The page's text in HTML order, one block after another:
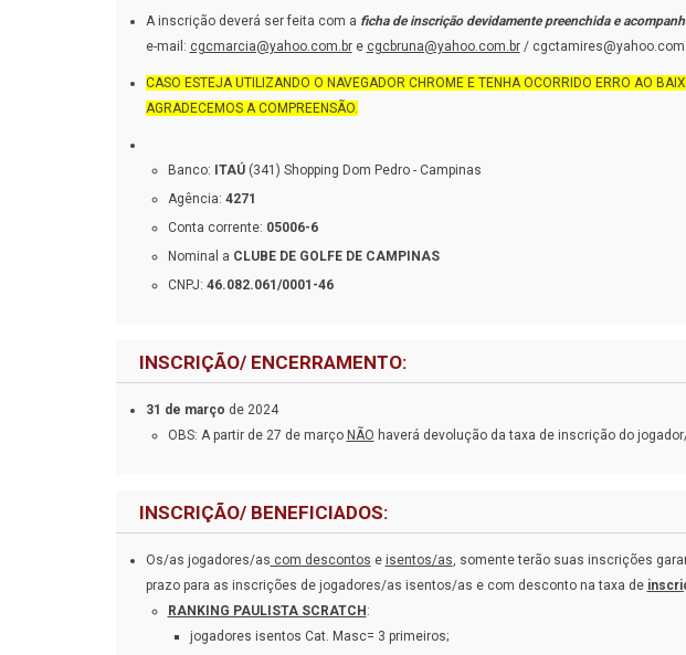
A inscrição deverá ser feita com a ficha de inscrição devidamente preenchida e
e-mail: cgcmarcia@yahoo.com.bre cgcbruna@yahoo.com.br/
CASO ESTEJA UTILIZANDO O NAVEGADOR CHROME E TENHA OCORRIDO ERRO AO
AGRADECEMOS A COMPREENSÃO.
Banco: ITAÚ (341) Shopping Dom Pedro - Campinas
Agência: 4271
Conta corrente: 05006-6
Nominal a CLUBE DE GOLFE DE CAMPINAS
CNPJ: 46.082.061/0001-46
INSCRIÇÃO/ ENCERRAMENTO:
31 de março de 2024
OBS: A partir de 27 de março NÃO haverá devolução da taxa de inscrição do
INSCRIÇÃO/ BENEFICIADOS:
Os/as jogadores/as com descontos e isentos/as, somente terão suas inscrições
prazo para as inscrições de jogadores/as isentos/as e com desconto na taxa de
RANKING PAULISTA SCRATCH :
jogadores isentos Cat. Masc= 3 primeiros;